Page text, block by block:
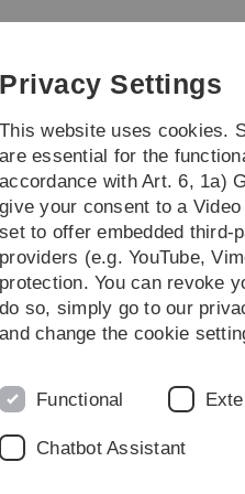
2019/2020 Seminar:
und Fotografie
Privacy Settings
This website uses cookies.
are essential for the
accordance with Art. 6, 1a)
give your consent to a
set to offer embedded third-
providers (e.g. YouTube,
protection. You can revoke
do so, simply go to our
and change the cookie
Functional
Chatbot Assistant